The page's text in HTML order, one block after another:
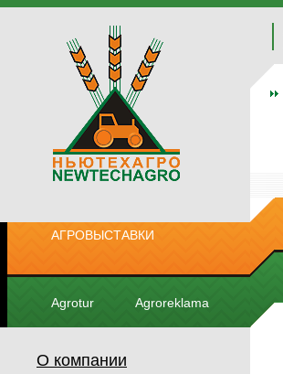
АГРОВЫСТАВКИ
Agrotur Agroreklama
О компании